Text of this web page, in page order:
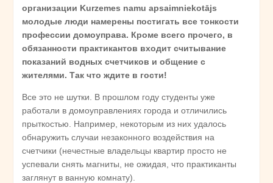
организации Kurzemes namu apsaimniekotājs
молодые люди намерены постигать все тонкости
профессии домоуправа. Кроме всего прочего, в
обязанности практикантов входит считывание
показаний водных счетчиков и общение с
жителями. Так что ждите в гости!
Все это не шутки. В прошлом году студенты уже
работали в домоуправлениях города и отличились
прыткостью. Например, некоторым из них удалось
обнаружить случаи незаконного воздействия на
счетчики (нечестные владельцы квартир просто не
успевали снять магниты, не ожидая, что практиканты
заглянут в ванную комнату).